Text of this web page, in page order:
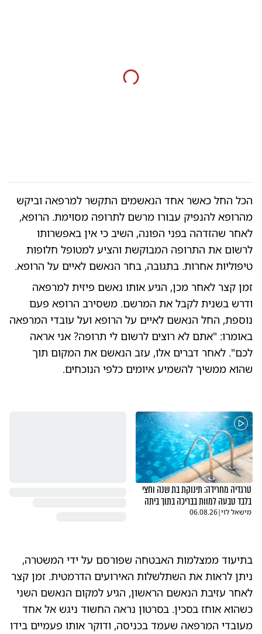
הכל החל כאשר אחד הנאשמים התקשר למרפאה וביקש
מהרופא להנפיק עבורו מרשם לתרופה מסוימת. הרופא,
לאחר שהזדהה בפני הפונה, השיב כי אין באפשרותו
לרשום את התרופה המבוקשת והציע למטופל חלופות
טיפוליות אחרות. בתגובה, בחר הנאשם לאיים על הרופא.
זמן קצר לאחר מכן, הגיע אותו נאשם פיזית למרפאה
ודרש בשנית לקבל את המרשם. משסירב הרופא פעם
נוספת, החל הנאשם לאיים על הרופא ועל עובדי המרפאה
באומרו: "אתם לא רוצים לרשום לי תרופה? אני אראה
לכם". לאחר דברים אלו, עזב הנאשם את המקום תוך
שהוא ממשיך להשמיע איומים כלפי הנוכחים.
טרגדיה מחרידה: תינוקת בת שנה וחצי
בלבד טבעה למוות בבריכה בתוך ביתה
מישאל לוי|
06.08.26
בתיעוד ממצלמות האבטחה שפורסם על ידי המשטרה,
ניתן לראות את השתלשלות האירועים הדרמטית. זמן קצר
לאחר עזיבת הנאשם הראשון, הגיע למקום הנאשם השני
כשהוא אוחז בסכין. בסרטון נראה החשוד ניגש אל אחד
מעובדי המרפאה שעמד בכניסה, ודוקר אותו פעמיים בידו